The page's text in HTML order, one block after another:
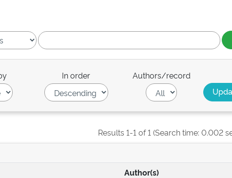
In order Authors/record
Results 1-1 of 1 (Search time: 0.002
Author(s)